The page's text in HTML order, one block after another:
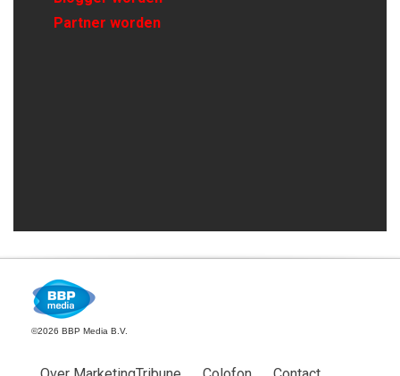
Partner worden
©2026 BBP Media B.V.